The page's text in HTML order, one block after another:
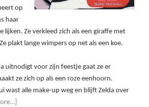
op
haar
lijken. Ze verkleed zich als een giraffe met
plakt lange wimpers op net als een koe.
uitnodigt voor zijn feestje gaat ze er
ze zich op als een roze eenhoorn.
wast alle make-up weg en blijft Zelda over